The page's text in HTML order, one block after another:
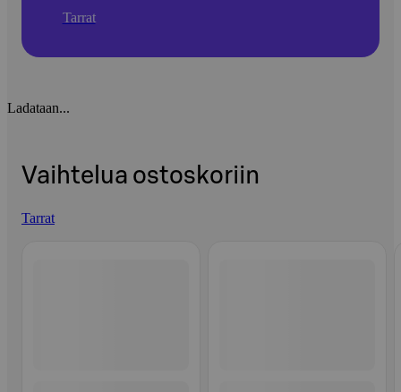
Tarrat
Ladataan...
Vaihtelua ostoskoriin
Tarrat